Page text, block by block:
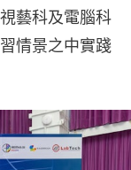
藝科及電腦科
情景之中實踐